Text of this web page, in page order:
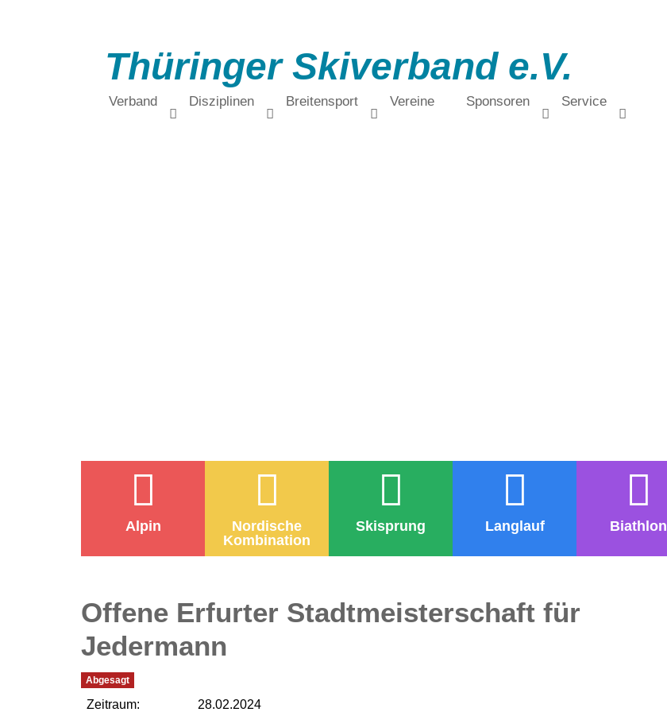
Thüringer Skiverband e.V.
Verband Disziplinen Breitensport Vereine Sponsoren Service
Alpin
Nordische
Kombination
Skisprung Langlauf Biathlon
Offene Erfurter Stadtmeisterschaft für
Jedermann
Abgesagt
Zeitraum:
28.02.2024